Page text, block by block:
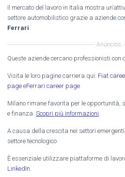
Il mercato del lavoro in Italia mostra
settore automobilistico grazie a aziende
Ferrari
Anúncios
Queste aziende cercano professionisti con
Visita le loro pagine carriera qui: Fiat
page eFerrari career page
Milano rimane favorita per le opportunità,
e finanza. Scopri più informazioni
A causa della crescita nei settori
settore tecnologico
È essenziale utilizzare piattaforme di
LinkedIn